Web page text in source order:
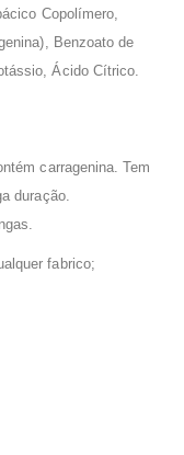
Copolímero,
Benzoato de
Ácido Cítrico.
carragenina. Tem
duração.
fabrico;